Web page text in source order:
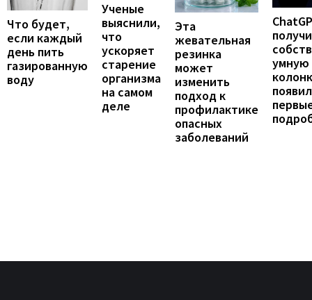
Что будет,
если каждый
день пить
газированную
воду
Ученые
выяснили,
что
ускоряет
старение
организма
на самом
деле
Эта
жевательная
резинка
может
изменить
подход к
профилактике
опасных
заболеваний
умную